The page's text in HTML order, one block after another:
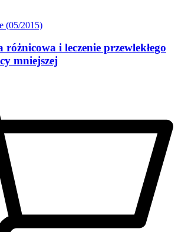
(05/2015)
i leczenie przewlekłego
mniejszej